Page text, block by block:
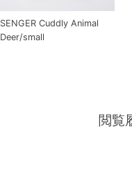
SENGER Cuddly Animal
Deer/small
閲覧